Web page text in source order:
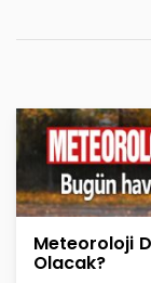
Meteoroloji
Olacak?